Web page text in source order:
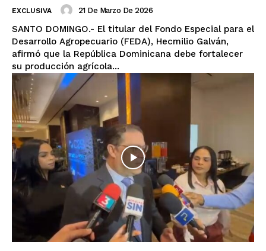
EXCLUSIVA 21 De Marzo De 2026
SANTO DOMINGO.- El titular del Fondo Especial para el
Desarrollo Agropecuario (FEDA), Hecmilio Galván,
afirmó que la República Dominicana debe fortalecer
su producción agrícola...